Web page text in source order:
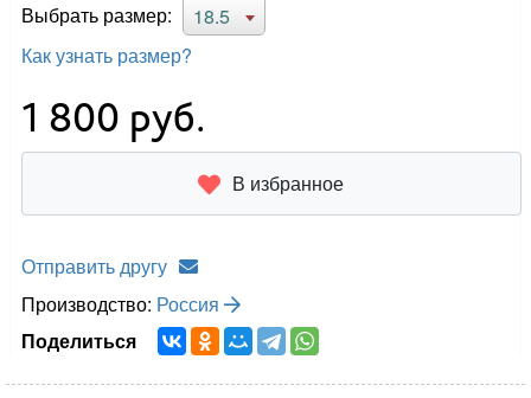
Выбрать размер:
18.5
Как узнать размер?
1 800 руб.
В избранное
Отправить другу
Производство: Россия
Поделиться